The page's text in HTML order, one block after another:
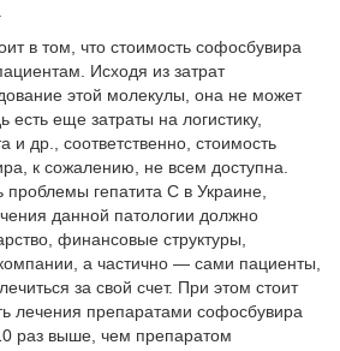
в том, что стоимость софосбувира
Исходя из затрат
этой молекулы, она не может
есть еще затраты на логистику,
и др., соответственно, стоимость
к сожалению, не всем доступна.
проблемы гепатита С в Украине,
данной патологии должно
финансовые структуры,
а частично — сами пациенты,
за свой счет. При этом стоит
лечения препаратами софосбувира
раз выше, чем препаратом